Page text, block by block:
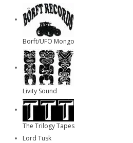
Borft/UFO Mongo
Livity Sound
The Trilogy Tapes
Lord Tusk